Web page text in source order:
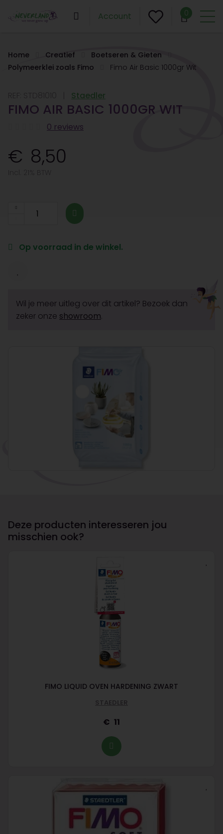
Account 0
Home Creatief
Boetseren & Gieten
Polymeerklei zoals Fimo
Fimo Air Basic 1000gr Wit
Staedler
FIMO AIR BASIC 1000GR WIT
0 reviews
8,50
Op voorraad in de winkel.
Wil je meer uitleg over dit artikel? Bezoek dan
zeker onze showroom.
Deze producten interesseren jou
misschien ook?
FIMO LIQUID OVEN HARDENING ZWART
STAEDLER
11